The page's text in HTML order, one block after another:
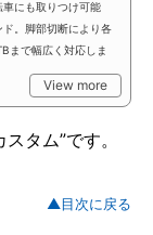
にも取りつけ可能
。脚部切断により各
まで幅広く対応しま
View more
タム”です。
▲目次に戻る